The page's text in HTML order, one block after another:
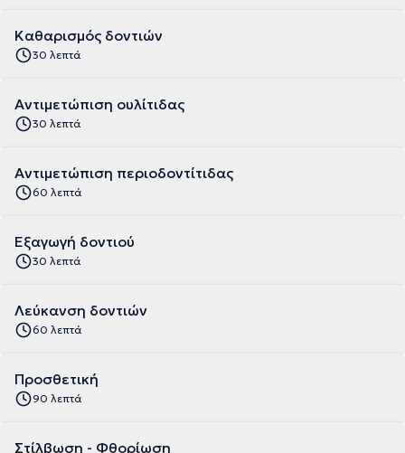
Καθαρισμός δοντιών
30 λεπτά
Αντιμετώπιση ουλίτιδας
30 λεπτά
Αντιμετώπιση περιοδοντίτιδας
60 λεπτά
Εξαγωγή δοντιού
30 λεπτά
Λεύκανση δοντιών
60 λεπτά
Προσθετική
90 λεπτά
Στίλβωση - Φθορίωση